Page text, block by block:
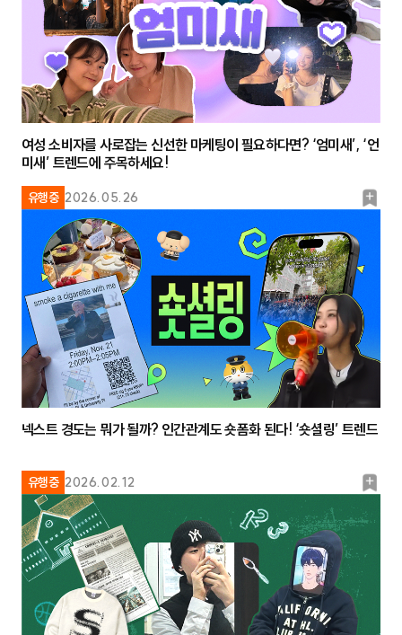
유행중 2026.05.26
북
크
여성 소비자를 사로잡는 신선한 마케팅이 필요하다면? ‘엄미새’, ‘언
미새’ 트렌드에 주목하세요!
유행중 2026.02.12
북
마
넥스트 경도는 뭐가 될까? 인간관계도 숏폼화 된다! ‘숏셜링’ 트렌드